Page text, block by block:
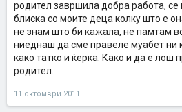
родител завршила добра работа,
блиска со моите деца колку што е
не знам што би кажала, не памтам
ниеднаш да сме правеле муабет ни
како татко и ќерка. Како и да е лош
родител.
11 октомври 2011